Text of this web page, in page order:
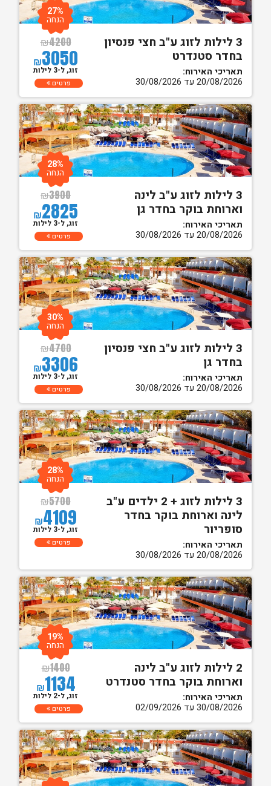
3 לילות לזוג ע"ב חצי פנסיון
בחדר סטנדרט
תאריכי האירוח:
20/08/2026 עד 30/08/2026
₪4200
₪3050
27%
הנחה
זוג, ל-3 לילות
פרטים
3 לילות לזוג ע"ב לינה
וארוחת בוקר בחדר גן
תאריכי האירוח:
20/08/2026 עד 30/08/2026
₪3900
₪2825
28%
הנחה
זוג, ל-3 לילות
פרטים
3 לילות לזוג ע"ב חצי פנסיון
בחדר גן
תאריכי האירוח:
20/08/2026 עד 30/08/2026
₪4700
₪3306
30%
הנחה
זוג, ל-3 לילות
פרטים
3 לילות לזוג + 2 ילדים ע"ב
לינה וארוחת בוקר בחדר
סופריור
תאריכי האירוח:
20/08/2026 עד 30/08/2026
₪5700
₪4109
28%
הנחה
זוג, ל-3 לילות
פרטים
2 לילות לזוג ע"ב לינה
וארוחת בוקר בחדר סטנדרט
תאריכי האירוח:
30/08/2026 עד 02/09/2026
₪1400
₪1134
19%
הנחה
זוג, ל-2 לילות
פרטים